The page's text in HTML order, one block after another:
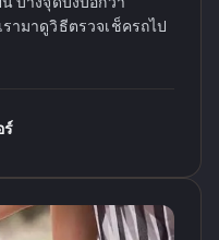
ามาดูวิธีตรวจเช็ครถไป
ร์